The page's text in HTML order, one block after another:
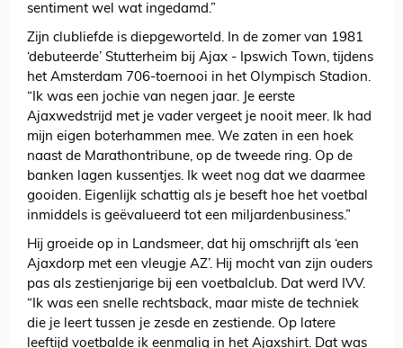
sentiment wel wat ingedamd.”
Zijn clubliefde is diepgeworteld. In de zomer van 1981
‘debuteerde’ Stutterheim bij Ajax - Ipswich Town, tijdens
het Amsterdam 706-toernooi in het Olympisch Stadion.
“Ik was een jochie van negen jaar. Je eerste
Ajaxwedstrijd met je vader vergeet je nooit meer. Ik had
mijn eigen boterhammen mee. We zaten in een hoek
naast de Marathontribune, op de tweede ring. Op de
banken lagen kussentjes. Ik weet nog dat we daarmee
gooiden. Eigenlijk schattig als je beseft hoe het voetbal
inmiddels is geëvalueerd tot een miljardenbusiness.”
Hij groeide op in Landsmeer, dat hij omschrijft als ‘een
Ajaxdorp met een vleugje AZ’. Hij mocht van zijn ouders
pas als zestienjarige bij een voetbalclub. Dat werd IVV.
“Ik was een snelle rechtsback, maar miste de techniek
die je leert tussen je zesde en zestiende. Op latere
leeftijd voetbalde ik eenmalig in het Ajaxshirt. Dat was